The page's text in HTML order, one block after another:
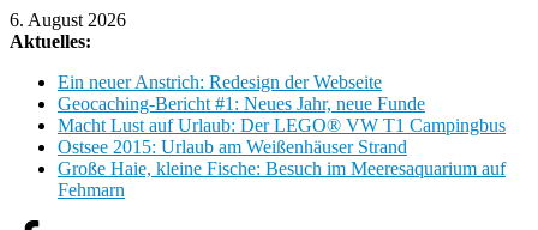
Zum
Inhalt
6. August 2026
Aktuelles:
Ein neuer Anstrich: Redesign der Webseite
Geocaching-Bericht #1: Neues Jahr, neue Funde
Macht Lust auf Urlaub: Der LEGO® VW T1 Campingbus
Ostsee 2015: Urlaub am Weißenhäuser Strand
Große Haie, kleine Fische: Besuch im Meeresaquarium auf
Fehmarn